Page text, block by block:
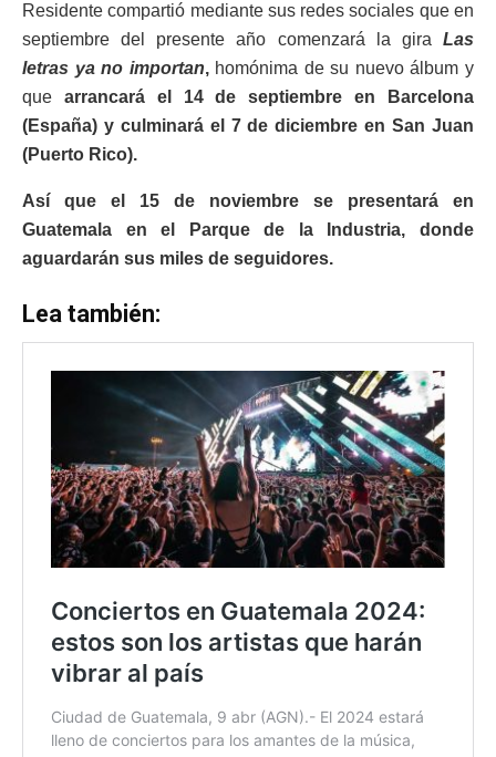
Residente compartió mediante sus redes sociales que en
septiembre del presente año comenzará la gira Las
letras ya no importan,homónima de su nuevo álbum y
que arrancará el 14 de septiembre en Barcelona
(España) y culminará el 7 de diciembre en San Juan
(Puerto Rico).
Así que el 15 de noviembre se presentará en
Guatemala en el Parque de la Industria, donde
aguardarán sus miles de seguidores.
Lea también: